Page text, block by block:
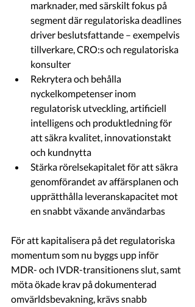
marknader, med särskilt fokus på
segment där regulatoriska deadlines
driver beslutsfattande – exempelvis
tillverkare, CRO:s och regulatoriska
konsulter
Rekrytera och behålla
nyckelkompetenser inom
regulatorisk utveckling, artificiell
intelligens och produktledning för
att säkra kvalitet, innovationstakt
och kundnytta
Stärka rörelsekapitalet för att säkra
genomförandet av affärsplanen och
upprätthålla leveranskapacitet mot
en snabbt växande användarbas
För att kapitalisera på det regulatoriska
momentum som nu byggs upp inför
MDR- och IVDR-transitionens slut, samt
möta ökade krav på dokumenterad
omvärldsbevakning, krävs snabb